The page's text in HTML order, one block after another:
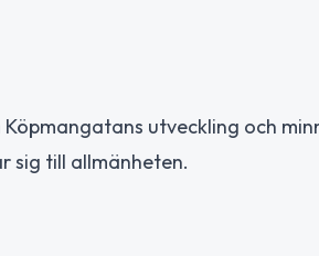
utveckling och
sig till allmänheten.